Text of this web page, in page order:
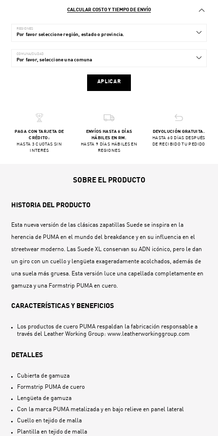
CALCULAR COSTO Y TIEMPO DE ENVÍO
REGIONES
COMUNA/CIUDAD
APLICAR
PAGA CON TARJETA DE
CRÉDITO:
HASTA 3 CUOTAS SIN
INTERÉS
ENVÍOS HASTA 6 DÍAS
HÁBILES EN RM.
HASTA 9 DÍAS HÁBILES EN
REGIONES
DEVOLUCIÓN GRATUITA.
HASTA 60 DÍAS DESPUÉS
DE RECIBIDO TU PEDIDO
SOBRE EL PRODUCTO
HISTORIA DEL PRODUCTO
Esta nueva versión de las clásicas zapatillas Suede se inspira en la
herencia de PUMA en el mundo del breakdance y en su influencia en el
streetwear moderno. Las Suede XL conservan su ADN icónico, pero le dan
un giro con un cuello y lengüeta exageradamente acolchados, además de
una suela más gruesa. Esta versión luce una capellada completamente en
gamuza y una Formstrip PUMA en cuero.
CARACTERÍSTICAS Y BENEFICIOS
Los productos de cuero PUMA respaldan la fabricación responsable a
través del Leather Working Group: www.leatherworkinggroup.com
DETALLES
Cubierta de gamuza
Formstrip PUMA de cuero
Lengüeta de gamuza
Con la marca PUMA metalizada y en bajo relieve en panel lateral
Cuello en tejido de malla
Plantilla en tejido de malla